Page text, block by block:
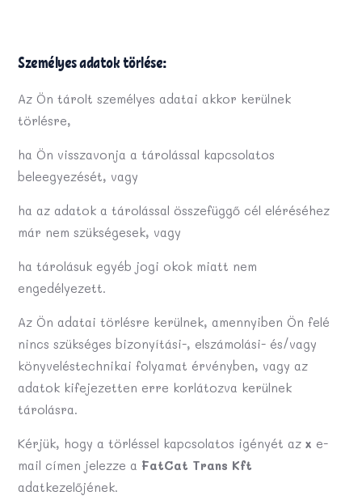
Személyes adatok törlése:
Az Ön tárolt személyes adatai akkor kerülnek
törlésre,
ha Ön visszavonja a tárolással kapcsolatos
beleegyezését, vagy
ha az adatok a tárolással összefüggő cél eléréséhez
már nem szükségesek, vagy
ha tárolásuk egyéb jogi okok miatt nem
engedélyezett.
Az Ön adatai törlésre kerülnek, amennyiben Ön felé
nincs szükséges bizonyítási-, elszámolási- és/vagy
könyveléstechnikai folyamat érvényben, vagy az
adatok kifejezetten erre korlátozva kerülnek
tárolásra.
Kérjük, hogy a törléssel kapcsolatos igényét azx e-
mail címen jelezze a FatCat Trans Kft
adatkezelőjének.